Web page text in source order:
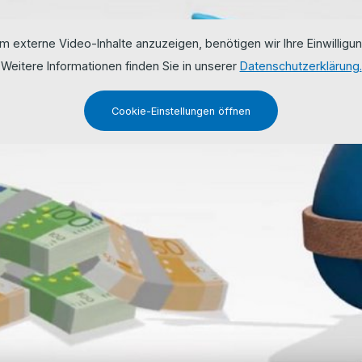
externe Video-Inhalte anzuzeigen, benötigen wir Ihre
Weitere Informationen finden Sie in unserer Datenschutzerklärung.
Cookie-Einstellungen öffnen